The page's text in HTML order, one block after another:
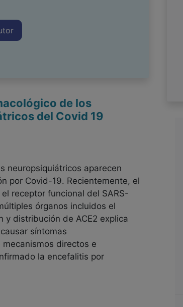
de los
del Covid 19
neuropsiquiátricos aparecen
por Covid-19. Recientemente, el
receptor funcional del SARS-
órganos incluidos el
y distribución de ACE2 explica
síntomas
directos e
la encefalitis por